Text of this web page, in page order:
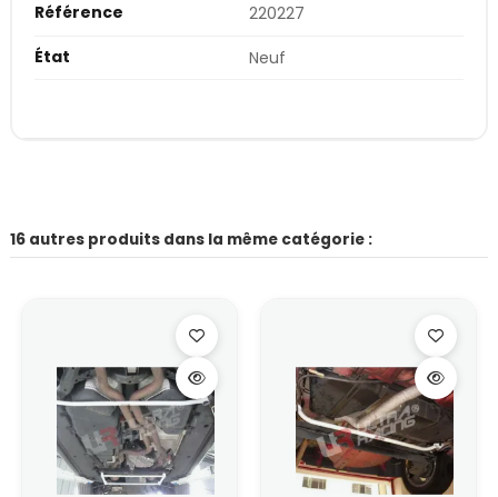
Référence
220227
État
Neuf
16 autres produits dans la même catégorie :